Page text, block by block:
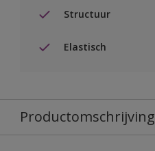
Structuur
Elastisch
Productomschrijving